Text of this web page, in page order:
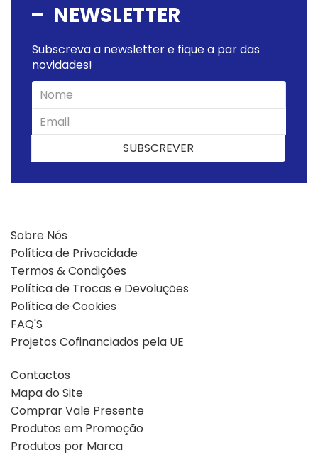
NEWSLETTER
Subscreva a newsletter e fique a par das
novidades!
SUBSCREVERSUBSCREVER
Sobre Nós
Política de Privacidade
Termos & Condições
Política de Trocas e Devoluções
Política de Cookies
FAQ'S
Projetos Cofinanciados pela UE
Contactos
Mapa do Site
Comprar Vale Presente
Produtos em Promoção
Produtos por Marca